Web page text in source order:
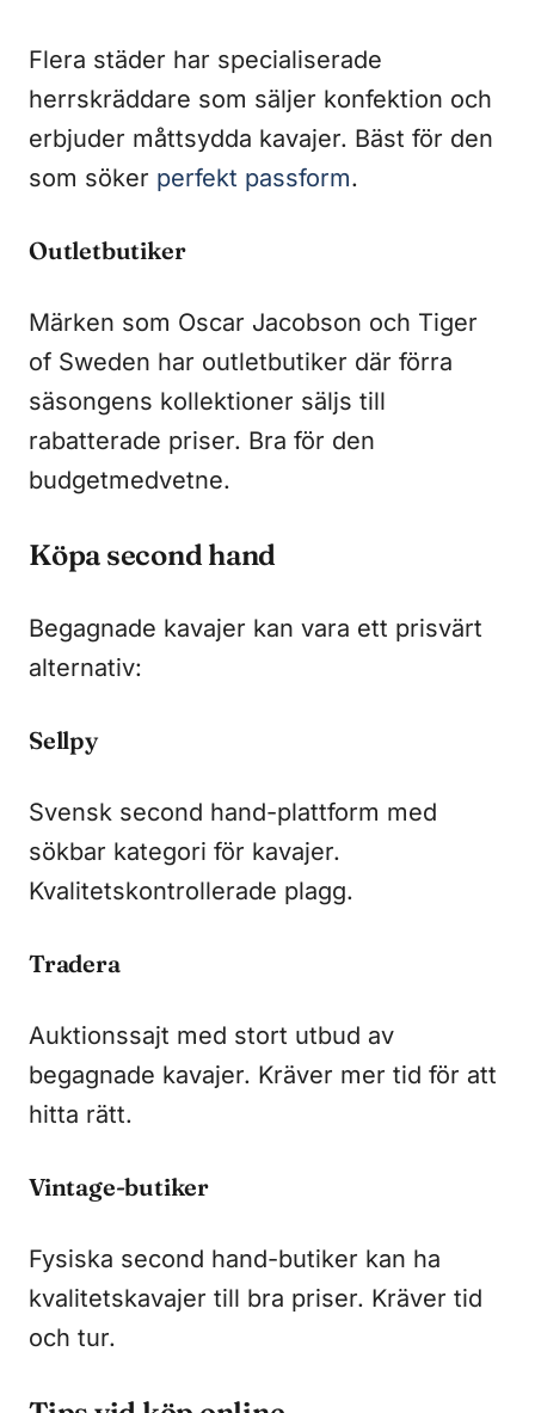
Flera städer har specialiserade
herrskräddare som säljer konfektion och
erbjuder måttsydda kavajer. Bäst för den
som söker perfekt passform.
Outletbutiker
Märken som Oscar Jacobson och Tiger
of Sweden har outletbutiker där förra
säsongens kollektioner säljs till
rabatterade priser. Bra för den
budgetmedvetne.
Köpa second hand
Begagnade kavajer kan vara ett prisvärt
alternativ:
Sellpy
Svensk second hand-plattform med
sökbar kategori för kavajer.
Kvalitetskontrollerade plagg.
Tradera
Auktionssajt med stort utbud av
begagnade kavajer. Kräver mer tid för att
hitta rätt.
Vintage-butiker
Fysiska second hand-butiker kan ha
kvalitetskavajer till bra priser. Kräver tid
och tur.